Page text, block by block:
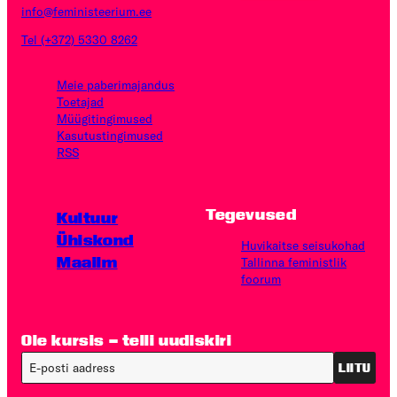
info@feministeerium.ee
Tel (+372) 5330 8262
Meie paberimajandus
Toetajad
Müügitingimused
Kasutus­tingimused
RSS
Kultuur
Ühiskond
Maailm
Tegevused
Huvikaitse seisukohad
Tallinna feministlik
foorum
Ole kursis – telli uudiskiri
LIITU